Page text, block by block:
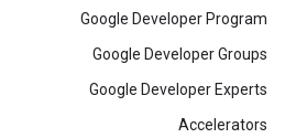
Google Developer Program
Google Developer Groups
Google Developer Experts
Accelerators